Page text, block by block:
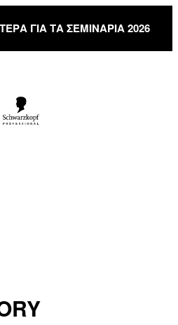
ΓΙΑ ΤΑ ΣΕΜΙΝΑΡΙΑ 2026